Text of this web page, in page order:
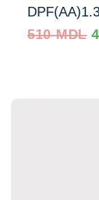
510MDL